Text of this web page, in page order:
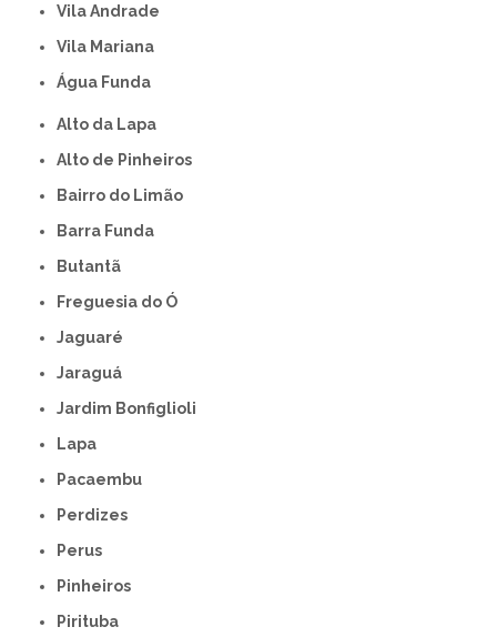
Vila Andrade
Vila Mariana
Água Funda
Alto da Lapa
Alto de Pinheiros
Bairro do Limão
Barra Funda
Butantã
Freguesia do Ó
Jaguaré
Jaraguá
Jardim Bonfiglioli
Lapa
Pacaembu
Perdizes
Perus
Pinheiros
Pirituba